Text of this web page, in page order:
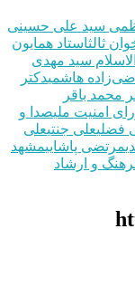
سید علی حسینی
ثالثاستاد همایون
سید مهدی
هاشمیدکتر
محمد باقر
امنیت ملیصدا و
فضلیعلی جنتیعلی
مرتضی پاشاییمشهد
و ارشاد